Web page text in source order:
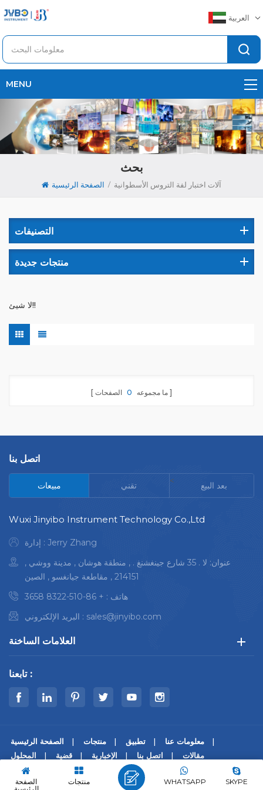
العربية
MENU
بحث
الصفحة الرئيسية / آلات اختبار لفة التروس الأسطوانية
التصنيفات
منتجات جديدة
لا شيئ!!
ما مجموعه 0 الصفحات
اتصل بنا
مبيعات تقني < بعد البيع
Wuxi Jinyibo Instrument Technology Co.,Ltd
إدارة : Jerry Zhang
عنوان: لا . 35 شارع جينغشنغ . , منطقة هوشان , مدينة ووشي ,
214151 , مقاطعة جيانغسو , الصين
هاتف : + 86-510-8322 3658
البريد الإلكتروني : sales@jinyibo.com
العلامات الساخنة
تابعنا :
الصفحة الرئيسية منتجات تطبيق
معلومات عنا
المحلول
قضية الإخبارية اتصل بنا
مقالات
كل الحقوق محفوظة.
الصفحة
منتجات SKYPE
WHATSAPP